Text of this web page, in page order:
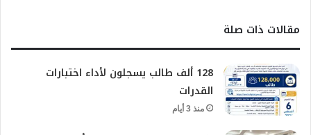
مقالات ذات صلة
128 ألف طالب يسجلون لأداء اختبارات
القدرات
منذ 3 أيام